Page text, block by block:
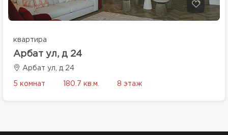
квартира
Арбат ул, д 24
Арбат ул, д 24
5 комнат 180.7 кв.м. 8 этаж